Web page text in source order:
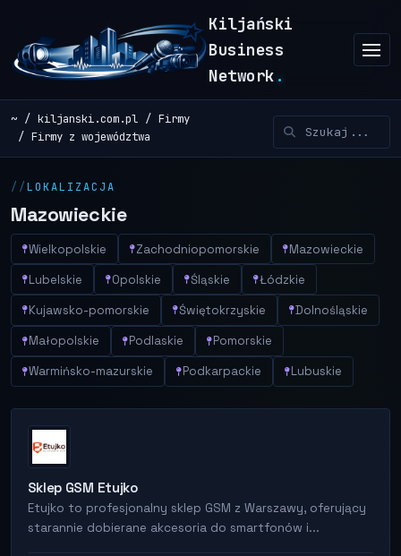
Kiljański
Business
Network .
~ kiljanski.com.pl
Firmy
Firmy z województwa
LOKALIZACJA
Mazowieckie
Wielkopolskie Zachodniopomorskie Mazowieckie
Lubelskie Opolskie Śląskie Łódzkie
Kujawsko-pomorskie Świętokrzyskie Dolnośląskie
Małopolskie Podlaskie Pomorskie
Warmińsko-mazurskie Podkarpackie Lubuskie
Sklep GSM Etujko
Etujko to profesjonalny sklep GSM z Warszawy, oferujący
starannie dobierane akcesoria do smartfonów i...